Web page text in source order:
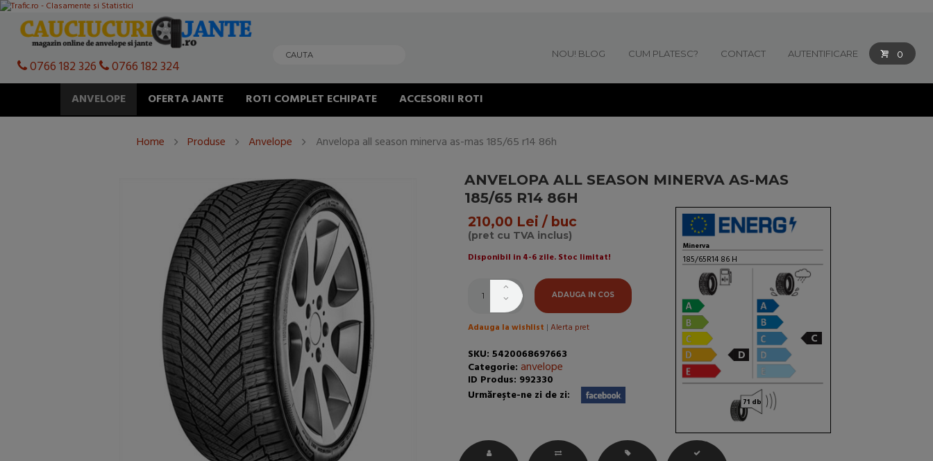
0766 182 326 0766 182 324
NOU! BLOG CUM PLATESC? CONTACT 0
AUTENTIFICARE
ANVELOPE OFERTA JANTE ROTI COMPLET ECHIPATE ACCESORII ROTI
Home Produse Anvelope Anvelopa all season minerva as-mas 185/65 r14 86h
ANVELOPA ALL SEASON MINERVA AS-MAS
185/65 R14 86H
210,00 Lei / buc
(pret cu TVA inclus)
Disponibil in 4-6 zile. Stoc limitat!
ADAUGA IN COS
Adauga la wishlist | Alerta pret
SKU: 5420068697663
Categorie: anvelope
ID Produs: 992330
Urmăreşte-ne zi de zi:
Minerva
185/65R14 86 H
D
C
71 db